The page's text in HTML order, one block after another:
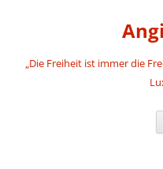
„Die Freiheit ist immer die